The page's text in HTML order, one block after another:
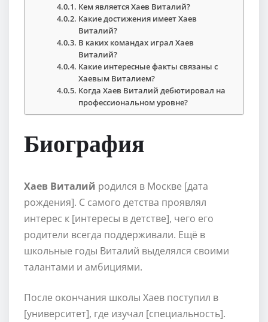
Кем является Хаев Виталий?
Какие достижения имеет Хаев
Виталий?
В каких командах играл Хаев
Виталий?
Какие интересные факты связаны с
Хаевым Виталием?
Когда Хаев Виталий дебютировал на
профессиональном уровне?
Биография
Хаев Виталий родился в Москве [дата
рождения]. С самого детства проявлял
интерес к [интересы в детстве], чего его
родители всегда поддерживали. Ещё в
школьные годы Виталий выделялся своими
талантами и амбициями.
После окончания школы Хаев поступил в
[университет], где изучал [специальность].